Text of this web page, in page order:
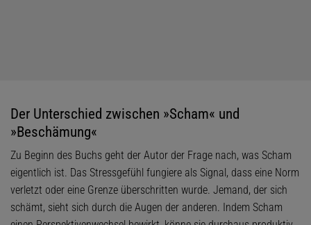
Der Unterschied zwischen »Scham« und
»Beschämung«
Zu Beginn des Buchs geht der Autor der Frage nach, was Scham
eigentlich ist. Das Stressgefühl fungiere als Signal, dass eine Norm
verletzt oder eine Grenze überschritten wurde. Jemand, der sich
schämt, sieht sich durch die Augen der anderen. Indem Scham